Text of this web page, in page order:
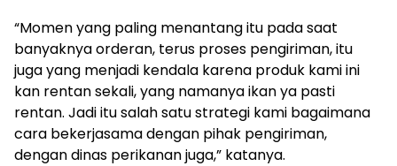
“Momen yang paling menantang itu pada saat
banyaknya orderan, terus proses pengiriman, itu
juga yang menjadi kendala karena produk kami ini
kan rentan sekali, yang namanya ikan ya pasti
rentan. Jadi itu salah satu strategi kami bagaimana
cara bekerjasama dengan pihak pengiriman,
dengan dinas perikanan juga,” katanya.